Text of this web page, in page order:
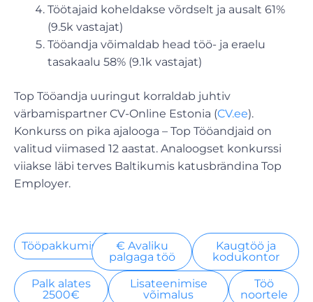
Töötajaid koheldakse võrdselt ja ausalt 61%
(9.5k vastajat)
Tööandja võimaldab head töö- ja eraelu
tasakaalu 58% (9.1k vastajat)
Top Tööandja uuringut korraldab juhtiv
värbamispartner CV-Online Estonia (CV.ee).
Konkurss on pika ajalooga – Top Tööandjaid on
valitud viimased 12 aastat. Analoogset konkurssi
viiakse läbi terves Baltikumis katusbrändina Top
Employer.
Tööpakkumised
€ Avaliku
palgaga töö
Kaugtöö ja
kodukontor
Palk alates
2500€
Lisateenimise
võimalus
Töö
noortele